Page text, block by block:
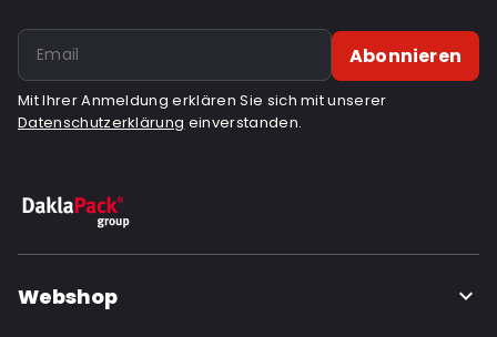
Abonnieren
Mit Ihrer Anmeldung erklären Sie sich mit unserer
Datenschutzerklärung einverstanden.
Webshop